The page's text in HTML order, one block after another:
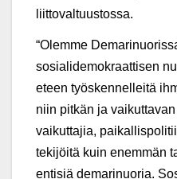
liittovaltuustossa.
“Olemme
sosialidemokraattisen
eteen työskennelleitä
niin pitkän ja
vaikuttajia,
tekijöitä kuin enemmän
entisiä demarinuoria.